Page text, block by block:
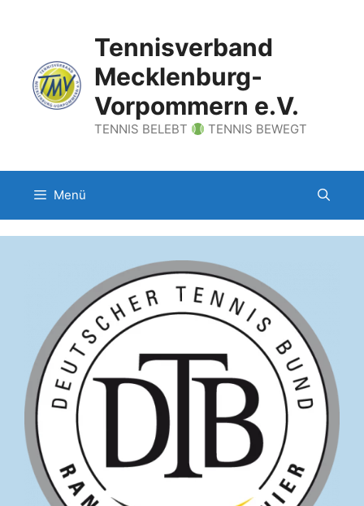
Tennisverband
Mecklenburg-
Vorpommern e.V.
TENNIS BELEBT TENNIS BEWEGT
Menü